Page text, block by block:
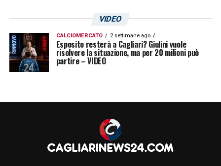
VIDEO
CALCIOMERCATO 2 settimane ago
Esposito resterà a Cagliari? Giulini vuole
risolvere la situazione, ma per 20 milioni può
partire – VIDEO